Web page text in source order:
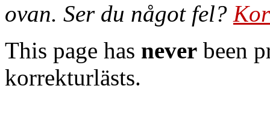
ovan. Ser du något fel?
This page has never been
korrekturlästs.